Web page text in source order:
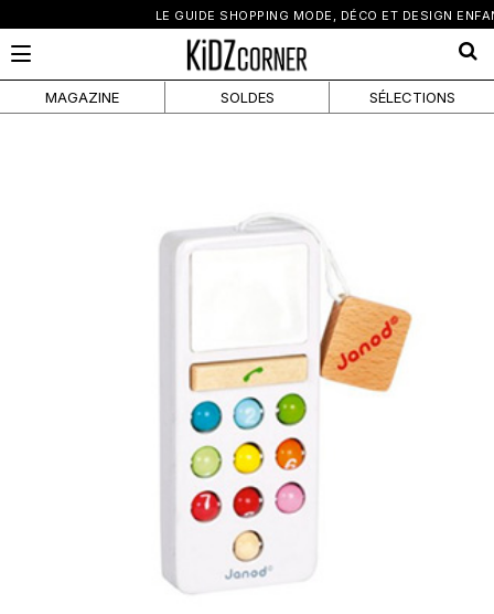
LE GUIDE SHOPPING MODE, DÉCO ET DESIGN ENFANT
×
MAGAZINE SOLDES SÉLECTIONS